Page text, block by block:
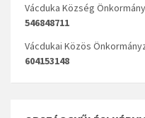
Vácduka Község
546848711
Vácdukai Közös
604153148